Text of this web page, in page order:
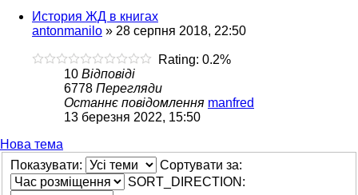
История ЖД в книгах
antonmanilo » 28 серпня 2018, 22:50
Rating: 0.2%
10 Відповіді
6778 Перегляди
Останнє повідомлення manfred
13 березня 2022, 15:50
Нова тема
Показувати:
Сортувати за:
SORT_DIRECTION: